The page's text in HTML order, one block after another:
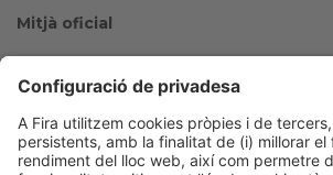
Mitjà oficial